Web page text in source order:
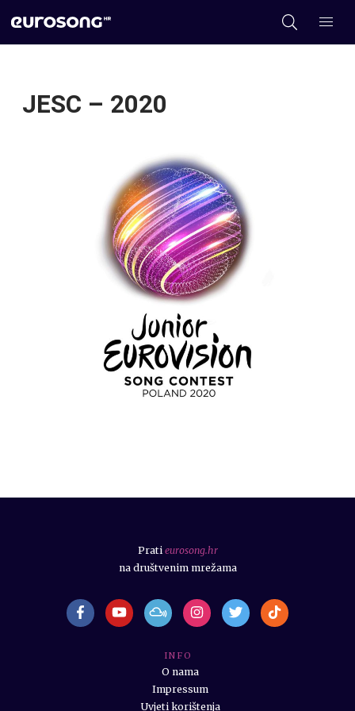
JESC – 2020
I N F O
O nama
Impressum
Uvjeti korištenja
Prati eurosong.hr
na društvenim mrežama